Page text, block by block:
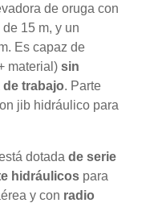
de oruga con
15 m, y un
Es capaz de
material) sin
de trabajo. Parte
jib hidráulico para
dotada de serie
hidráulicospara
y con radio